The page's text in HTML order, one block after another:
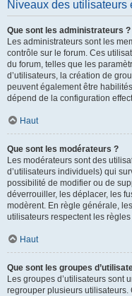
Niveaux des utilisateurs
Que sont les administrateurs ?
Les administrateurs sont les
contrôle sur le forum. Ces
du forum, telles que les
d’utilisateurs, la création de
peuvent également être
dépend de la configuration
Haut
Que sont les modérateurs ?
Les modérateurs sont des
d’utilisateurs individuels) qui
possibilité de modifier ou de
déverrouiller, les déplacer, les
modèrent. En règle générale,
utilisateurs respectent les
Haut
Que sont les groupes
Les groupes d’utilisateurs sont
regrouper plusieurs